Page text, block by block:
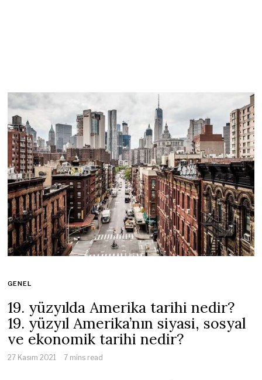
GENEL
19. yüzyılda Amerika tarihi nedir?
19. yüzyıl Amerika’nın siyasi, sosyal
ve ekonomik tarihi nedir?
27 Kasım 2021 7 mins read